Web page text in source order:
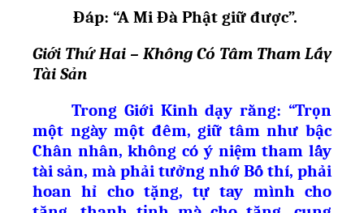
Đáp: “A Mi Đà Phật giữ được”.
Giới Thứ Hai – Không Có Tâm Tham Lấy
Tài Sản
Trong Giới Kinh dạy rằng: “Trọn
một ngày một đêm, giữ tâm như bậc
Chân nhân, không có ý niệm tham lấy
tài sản, mà phải tưởng nhớ Bố thí, phải
hoan hỉ cho tặng, tự tay mình cho